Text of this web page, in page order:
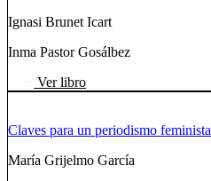
Ignasi Brunet Icart
Inma Pastor Gosálbez
Ver libro
Claves para un periodismo feminista
María Grijelmo García